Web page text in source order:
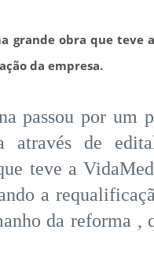
grande obra que teve
da empresa.
passou por um
através de
teve a
a
da reforma ,